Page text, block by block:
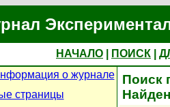
НАЧАЛО ПОИСК
о журнале
страницы
Поиск